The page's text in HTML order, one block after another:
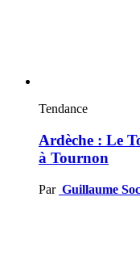
Tendance
Ardèche : Le
à Tournon
Par Guillaume